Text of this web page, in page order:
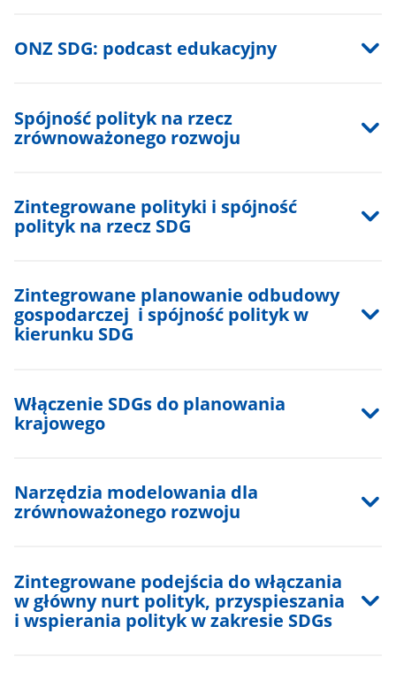
ONZ SDG: podcast edukacyjny
Spójność polityk na rzecz
zrównoważonego rozwoju
Zintegrowane polityki i spójność
polityk na rzecz SDG
Zintegrowane planowanie odbudowy
gospodarczej i spójność polityk w
kierunku SDG
Włączenie SDGs do planowania
krajowego
Narzędzia modelowania dla
zrównoważonego rozwoju
Zintegrowane podejścia do włączania
w główny nurt polityk, przyspieszania
i wspierania polityk w zakresie SDGs